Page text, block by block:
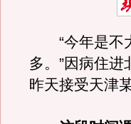
“今年是不大
多。”因病住
昨天接受天津